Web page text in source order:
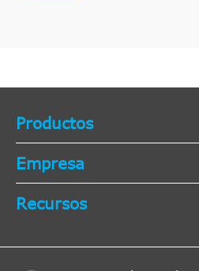
Productos
Empresa
Recursos